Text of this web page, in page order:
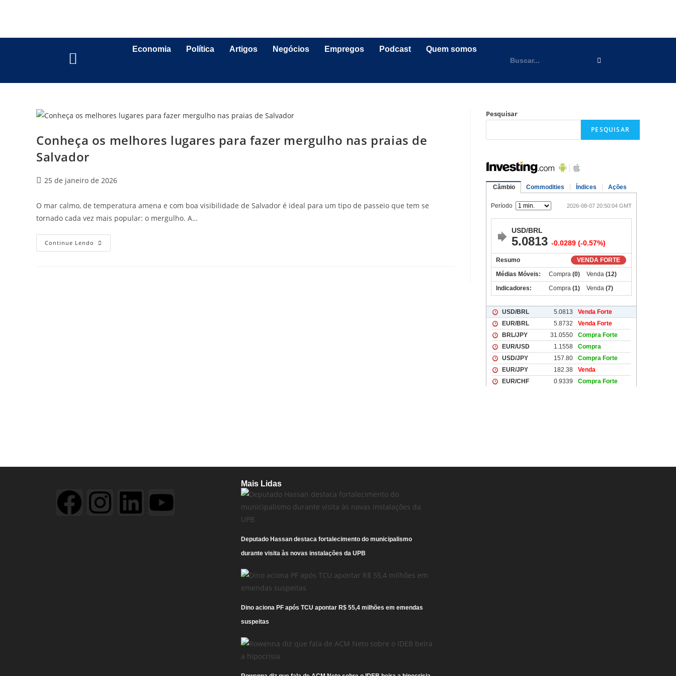
Economia Política Artigos Negócios Empregos Podcast Quem somos
Conheça os melhores lugares para fazer mergulho nas praias de
Salvador
25 de janeiro de 2026
O mar calmo, de temperatura amena e com boa visibilidade de Salvador é ideal para um tipo de passeio que tem se
tornado cada vez mais popular: o mergulho. A…
Continue Lendo
Pesquisar
PESQUISAR
Mais Lidas
Deputado Hassan destaca fortalecimento do municipalismo
durante visita às novas instalações da UPB
Dino aciona PF após TCU apontar R$ 55,4 milhões em emendas
suspeitas